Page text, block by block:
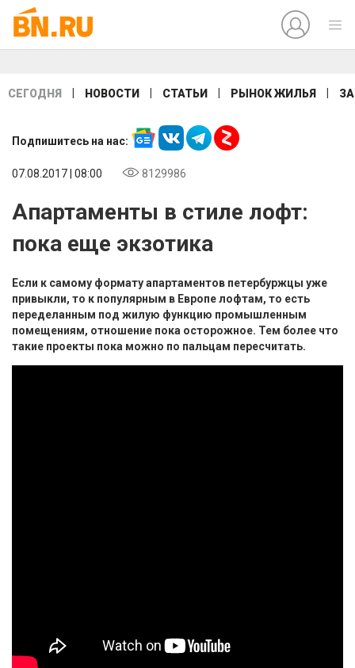
СЕГОДНЯ НОВОСТИ СТАТЬИ РЫНОК ЖИЛЬЯ
Подпишитесь на нас:
07.08.2017 | 08:00 8129986
Апартаменты в стиле лофт:
пока еще экзотика
Если к самому формату апартаментов петербуржцы уже
привыкли, то к популярным в Европе лофтам, то есть
переделанным под жилую функцию промышленным
помещениям, отношение пока осторожное. Тем более что
такие проекты пока можно по пальцам пересчитать.